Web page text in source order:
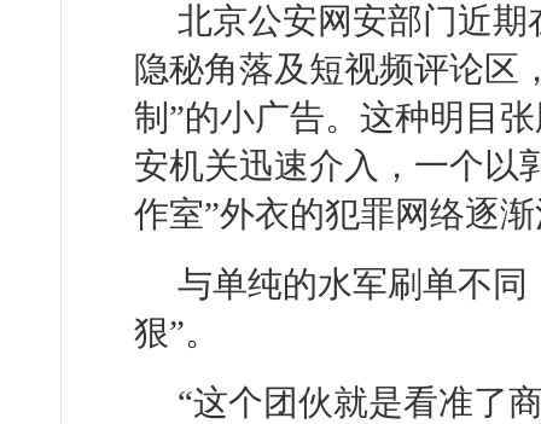
北京公安网安部门近
隐秘角落及短视频评论区
制”的小广告。这种明目
安机关迅速介入，一个以
作室”外衣的犯罪网络逐
与单纯的水军刷单不
狠”。
“这个团伙就是看准了